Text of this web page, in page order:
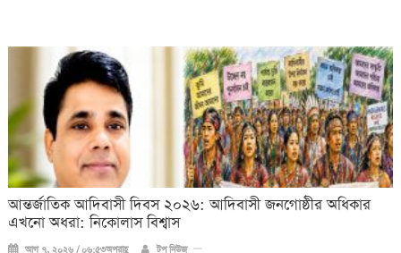
আন্তর্জাতিক আদিবাসী দিবস ২০২৬: আদিবাসী জনগোষ্ঠীর অধিকার
এখনো অধরা: নিকোলাস বিশ্বাস
আগ ৭, ২০২৬ / ০৬:৫৩অপরাহ্ণ টপ নিউজ